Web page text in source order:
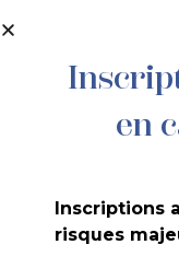
principal
024/2024 :
Silvacane –
compte
en
Inscriptions
risques